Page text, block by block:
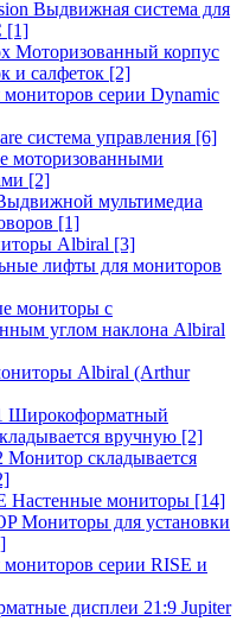
Выдвижная система для
[1]
Моторизованный корпус
и салфеток [2]
серии Dynamic
система управления [6]
моторизованными
[2]
мультимедиа
[1]
Albiral [3]
лифты для мониторов
мониторы с
углом наклона Albiral
Albiral (Arthur
Широкоформатный
вручную [2]
складывается
Настенные мониторы [14]
Мониторы для установки
серии RISE и
дисплеи 21:9 Jupiter